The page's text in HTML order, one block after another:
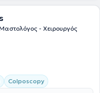
- Χειρουργός
Colposcopy